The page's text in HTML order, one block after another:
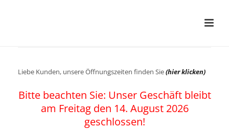
Liebe Kunden, unsere Öffnungszeiten finden Sie(hier klicken)
Bitte beachten Sie: Unser Geschäft bleibt
am Freitag den 14. August 2026
geschlossen!